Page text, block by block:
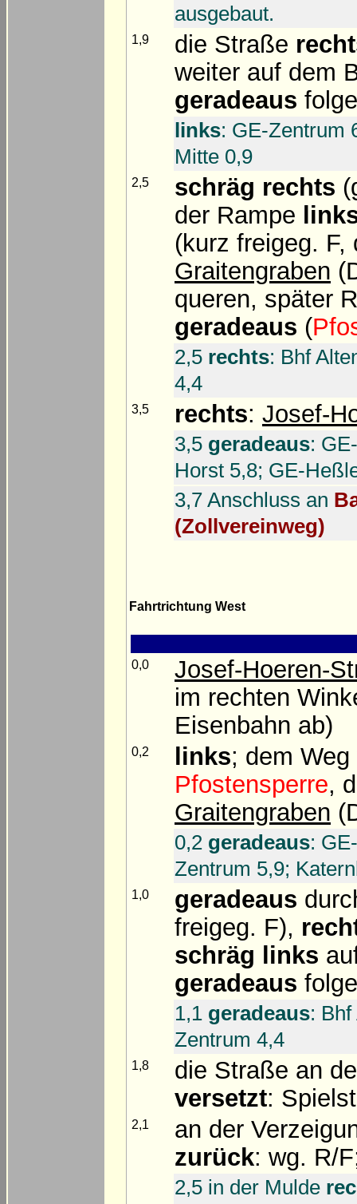
ausgebaut.
1,9 die Straße
weiter auf dem
geradeaus
links: GE-Zentrum
Mitte 0,9
2,5 schräg rechts
der Rampe
(kurz freigeg.
Graitengraben
queren, später
geradeaus (
2,5 rechts: Bhf
4,4
3,5 rechts: Josef-
3,5 geradeaus:
Horst 5,8; GE-
3,7 Anschluss an
(Zollvereinweg)
Fahrtrichtung West
0,0
Josef-Hoeren-
im rechten
Eisenbahn ab)
0,2 links; dem
Pfostensperre,
Graitengraben
0,2 geradeaus:
Zentrum 5,9;
1,0 geradeaus
freigeg. F),
schräg links
geradeaus
1,1 geradeaus:
Zentrum 4,4
1,8
die Straße an
versetzt:
2,1
an der
zurück: wg. R/
2,5 in der Mulde